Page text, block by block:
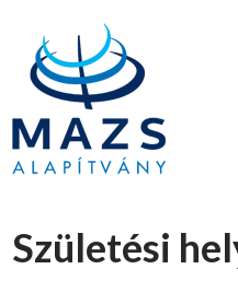
Születési